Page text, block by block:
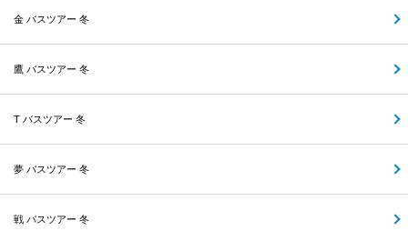
金 バスツアー 冬
鷹 バスツアー 冬
T バスツアー 冬
夢 バスツアー 冬
戦 バスツアー 冬